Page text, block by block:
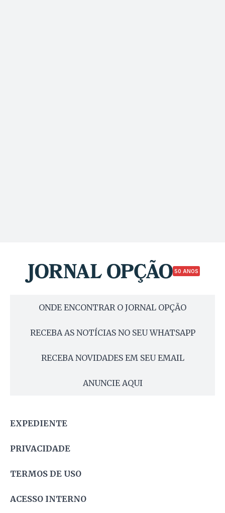
50 ANOS
ONDE ENCONTRAR O JORNAL OPÇÃO
RECEBA AS NOTÍCIAS NO SEU WHATSAPP
RECEBA NOVIDADES EM SEU EMAIL
ANUNCIE AQUI
EXPEDIENTE
PRIVACIDADE
TERMOS DE USO
ACESSO INTERNO